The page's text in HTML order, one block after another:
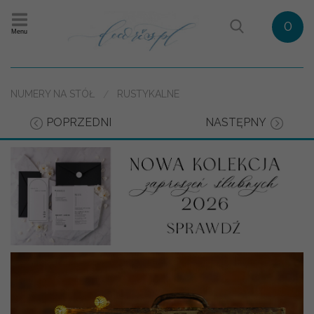
Menu 0
NUMERY NA STÓŁ RUSTYKALNE
POPRZEDNI NASTĘPNY